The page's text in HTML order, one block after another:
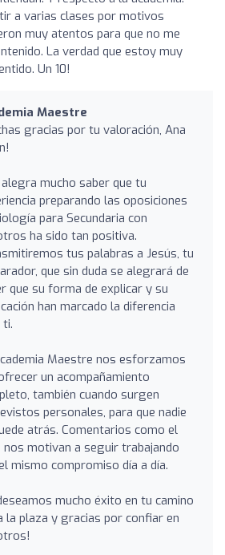
a varias clases por motivos
muy atentos para que no me
La verdad que estoy muy
Un 10!
Maestre
gracias por tu valoración, Ana
mucho saber que tu
preparando las oposiciones
para Secundaria con
ha sido tan positiva.
tus palabras a Jesús, tu
que sin duda se alegrará de
que su forma de explicar y su
han marcado la diferencia
ti.
Maestre nos esforzamos
un acompañamiento
también cuando surgen
personales, para que nadie
atrás. Comentarios como el
motivan a seguir trabajando
mismo compromiso día a día.
mucho éxito en tu camino
la plaza y gracias por confiar en